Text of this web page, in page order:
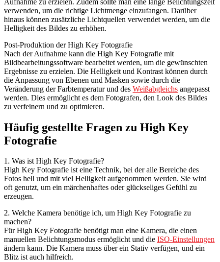
verwenden, um die richtige Lichtmenge einzufangen. Darüber
hinaus können zusätzliche Lichtquellen verwendet werden, um die
Helligkeit des Bildes zu erhöhen.
Post-Produktion der High Key Fotografie
Nach der Aufnahme kann die High Key Fotografie mit
Bildbearbeitungssoftware bearbeitet werden, um die gewünschten
Ergebnisse zu erzielen. Die Helligkeit und Kontrast können durch
die Anpassung von Ebenen und Masken sowie durch die
Veränderung der Farbtemperatur und des Weißabgleichs angepasst
werden. Dies ermöglicht es dem Fotografen, den Look des Bildes
zu verfeinern und zu optimieren.
Häufig gestellte Fragen zu High Key
Fotografie
1. Was ist High Key Fotografie?
High Key Fotografie ist eine Technik, bei der alle Bereiche des
Fotos hell und mit viel Helligkeit aufgenommen werden. Sie wird
oft genutzt, um ein märchenhaftes oder glückseliges Gefühl zu
erzeugen.
2. Welche Kamera benötige ich, um High Key Fotografie zu
machen?
Für High Key Fotografie benötigt man eine Kamera, die einen
manuellen Belichtungsmodus ermöglicht und die ISO-Einstellungen
ändern kann. Die Kamera muss über ein Stativ verfügen, und ein
Blitz ist auch hilfreich.